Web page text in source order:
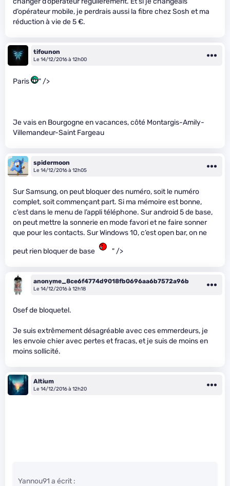
d’opérateur mobile, je perdrais aussi la fibre chez Sosh et ma
réduction à vie de 5 €.
tifounon
Le 14/12/2016 à 12h00
Paris " />
Je vais en Bourgogne en vacances, côté Montargis-Amily-
Villemandeur-Saint Fargeau
spidermoon
Le 14/12/2016 à 12h05
Sur Samsung, on peut bloquer des numéro, soit le numéro
complet, soit commençant part. Si ma mémoire est bonne,
c’est dans le menu de l’appli téléphone. Sur android 5 de base,
on peut mettre la sonnerie en mode favori et ne faire sonner
que pour les contacts. Sur Windows 10, c’est open bar, on ne
peut rien bloquer de base " />
anonyme_8ce6f4774d9018fb0696aa6b7572a96b
Le 14/12/2016 à 12h18
Osef de bloquetel.
Je suis extrêmement désagréable avec ces emmerdeurs, je
les envoie chier avec pertes et fracas, et je suis de moins en
moins sollicité.
Altium
Le 14/12/2016 à 12h20
Yannou91 a écrit :